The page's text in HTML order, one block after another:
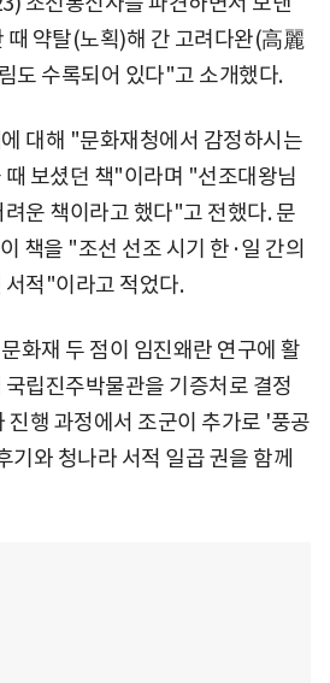
때 약탈(노획)해 간 고려다완(高麗
도 수록되어 있다"고 소개했다.
대해 "문화재청에서 감정하시는
때 보셨던 책"이라며 "선조대왕님
운 책이라고 했다"고 전했다. 문
책을 "조선 선조 시기 한·일 간의
서적"이라고 적었다.
화재 두 점이 임진왜란 연구에 활
립진주박물관을 기증처로 결정
진행 과정에서 조군이 추가로 '풍공
기와 청나라 서적 일곱 권을 함께